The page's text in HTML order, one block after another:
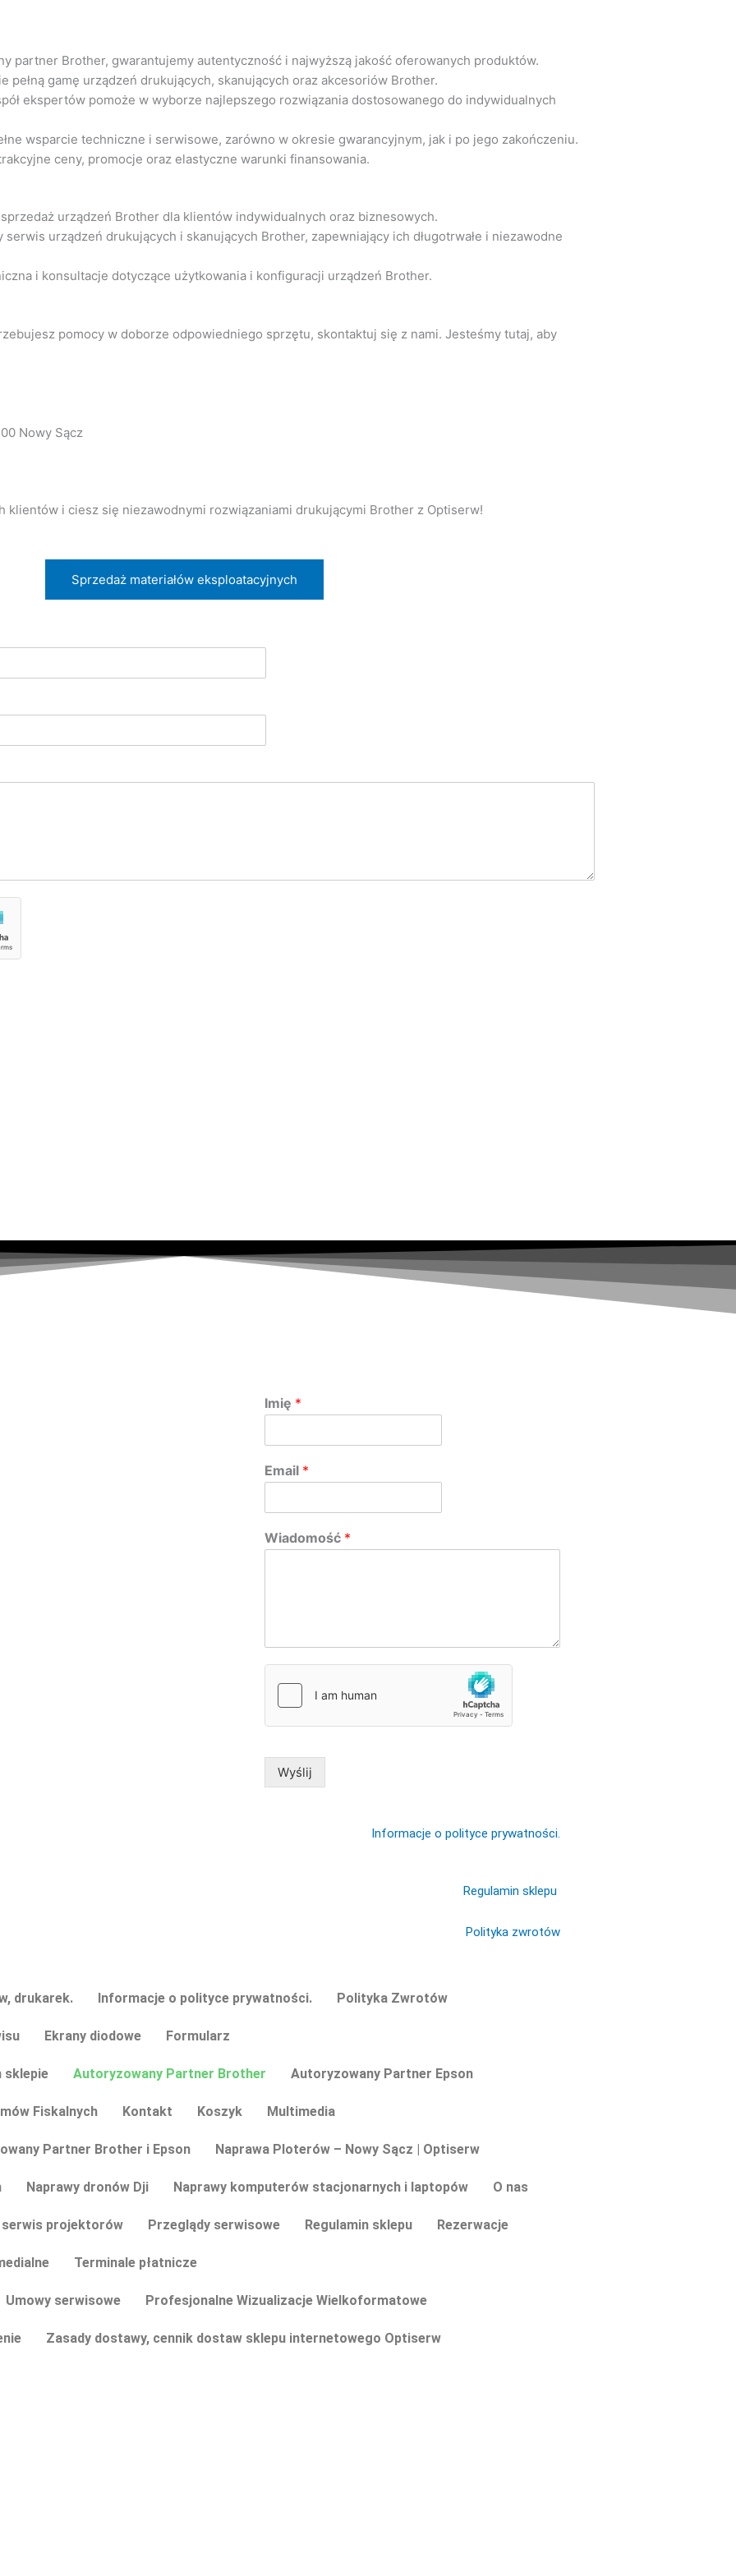
partner Brother, gwarantujemy autentyczność i najwyższą jakość oferowanych produktów.
pełną gamę urządzeń drukujących, skanujących oraz akcesoriów Brother.
ekspertów pomoże w wyborze najlepszego rozwiązania dostosowanego do indywidualnych
wsparcie techniczne i serwisowe, zarówno w okresie gwarancyjnym, jak i po jego zakończeniu.
ceny, promocje oraz elastyczne warunki finansowania.
urządzeń Brother dla klientów indywidualnych oraz biznesowych.
serwis urządzeń drukujących i skanujących Brother, zapewniający ich długotrwałe i niezawodne
i konsultacje dotyczące użytkowania i konfiguracji urządzeń Brother.
pomocy w doborze odpowiedniego sprzętu, skontaktuj się z nami. Jesteśmy tutaj, aby
Nowy Sącz
klientów i ciesz się niezawodnymi rozwiązaniami drukującymi Brother z Optiserw!
Sprzedaż materiałów eksploatacyjnych
Imię *
Email *
Wiadomość *
Wyślij
Informacje o polityce prywatności.
Regulamin sklepu
Polityka zwrotów
drukarek. Informacje o polityce prywatności. Polityka Zwrotów
Ekrany diodowe Formularz
sklepie Autoryzowany Partner Brother Autoryzowany Partner Epson
Fiskalnych Kontakt Koszyk Multimedia
Partner Brother i Epson Naprawa Ploterów – Nowy Sącz | Optiserw
Naprawy dronów Dji Naprawy komputerów stacjonarnych i laptopów O nas
serwis projektorów Przeglądy serwisowe Regulamin sklepu Rezerwacje
Terminale płatnicze
Umowy serwisowe Profesjonalne Wizualizacje Wielkoformatowe
Zasady dostawy, cennik dostaw sklepu internetowego Optiserw